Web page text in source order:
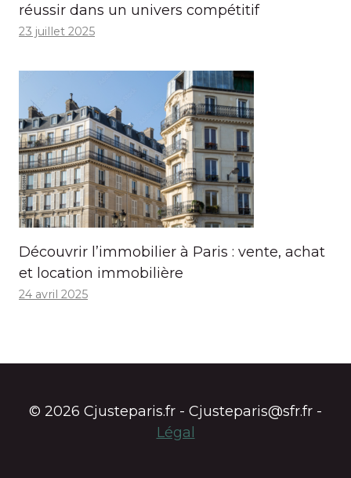
réussir dans un univers compétitif
23 juillet 2025
Découvrir l’immobilier à Paris : vente, achat
et location immobilière
24 avril 2025
© 2026 Cjusteparis.fr - Cjusteparis@sfr.fr -
Légal